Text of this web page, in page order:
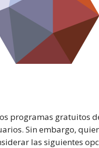
programas gratuitos
Sin embargo,
las siguientes